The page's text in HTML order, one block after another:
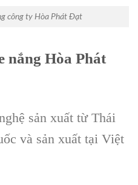
công ty Hòa Phát Đạt
nắng Hòa Phát
sản xuất từ Thái
và sản xuất tại Việt